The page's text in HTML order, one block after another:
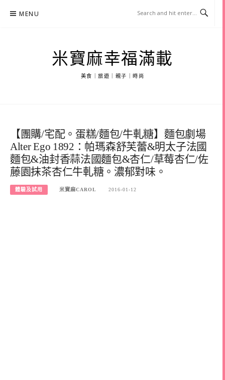
MENU
米寶麻幸福滿載
美食｜旅遊｜親子｜時尚
【團購/宅配。蛋糕/麵包/牛軋糖】麵包劇場
Alter Ego 1892：帕瑪森舒芙蕾&明太子法國
麵包&油封香蒜法國麵包&杏仁/草莓杏仁/佐
藤園抹茶杏仁牛軋糖。濃郁對味。
體驗及試用 米寶麻CAROL 2016-01-12